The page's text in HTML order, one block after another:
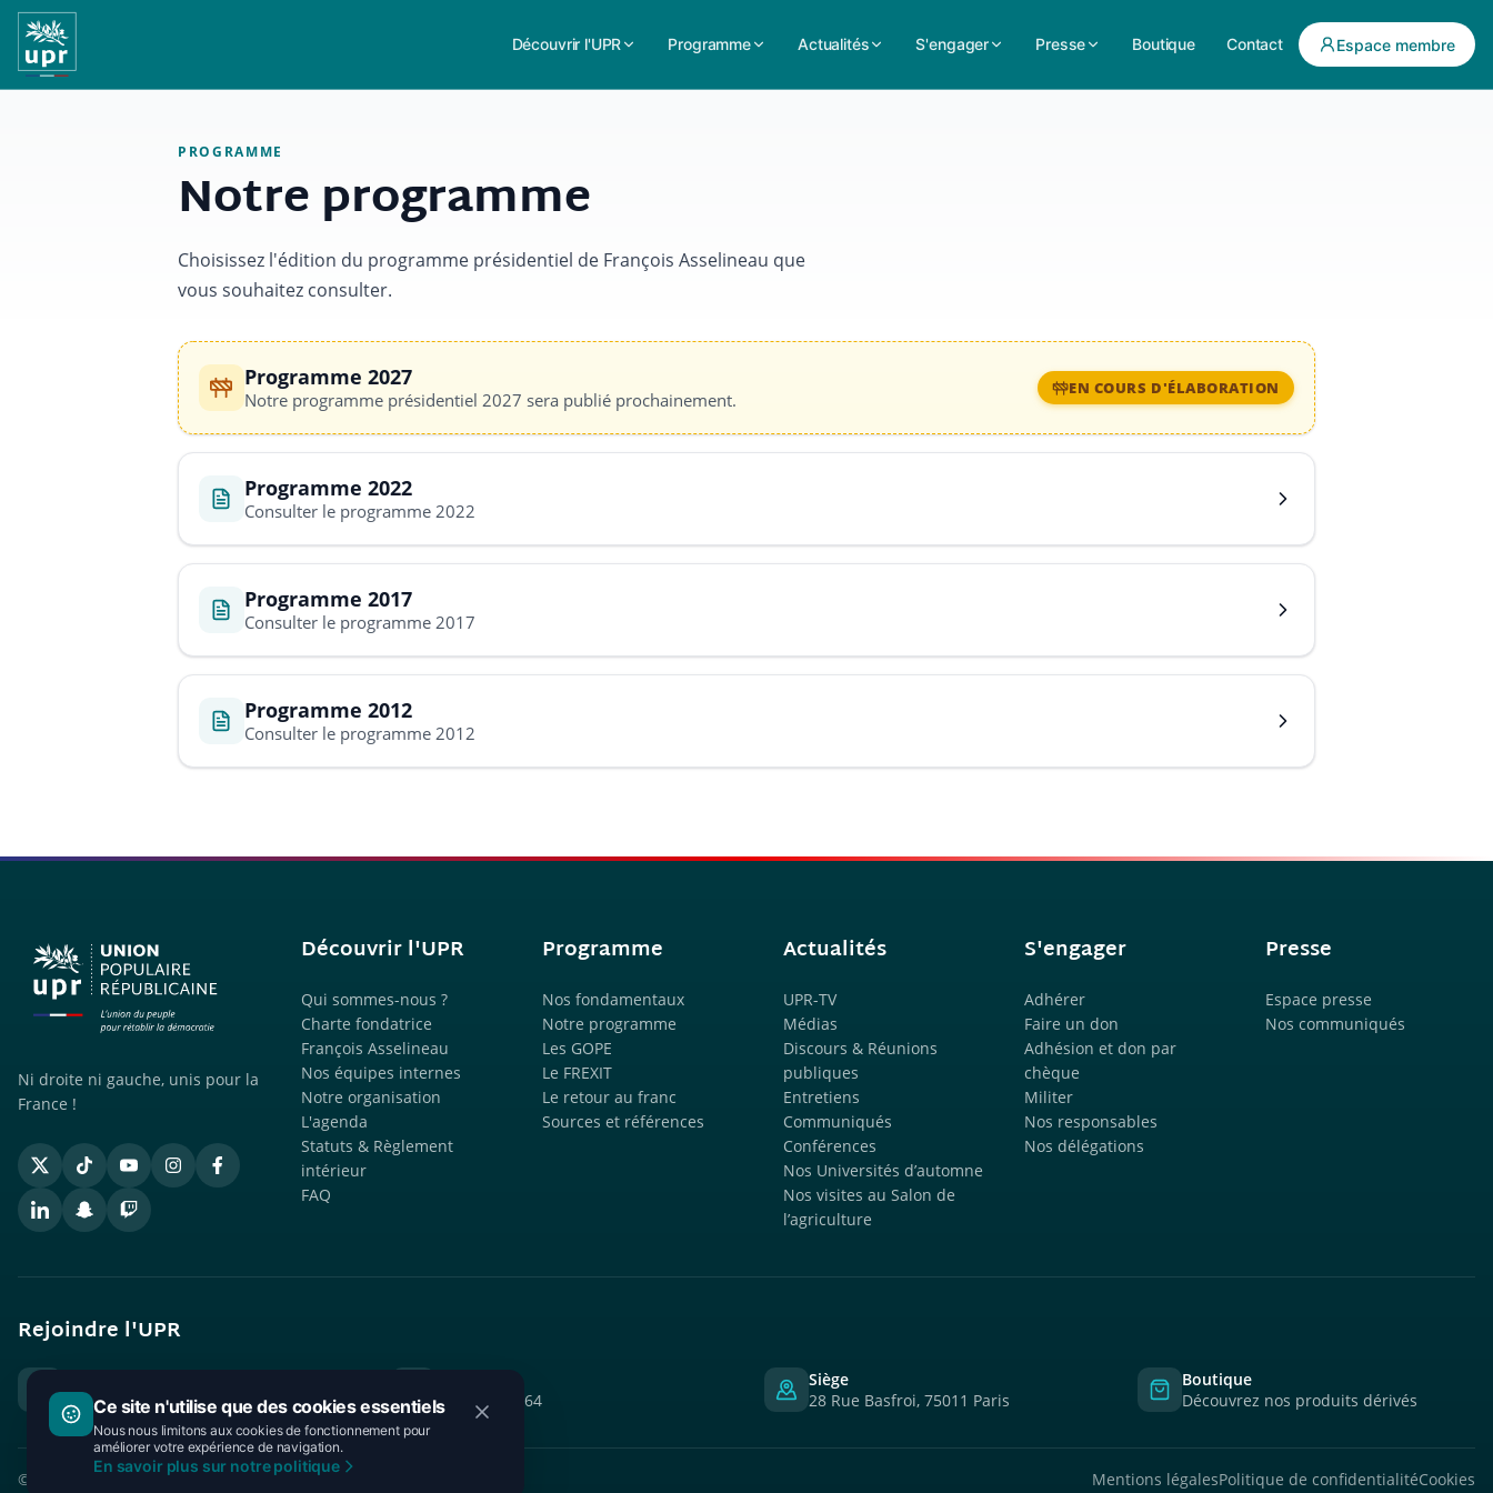
Découvrir l'UPR Programme Actualités S'engager Presse Boutique Contact Espace membre
PROGRAMME
Notre programme
Choisissez l'édition du programme présidentiel de François Asselineau que
vous souhaitez consulter.
Programme 2027
Notre programme présidentiel 2027 sera publié prochainement.
EN COURS D'ÉLABORATION
Programme 2022
Consulter le programme 2022
Programme 2017
Consulter le programme 2017
Programme 2012
Consulter le programme 2012
Ni droite ni gauche, unis pour la
France !
Découvrir l'UPR
Qui sommes-nous ?
Charte fondatrice
François Asselineau
Nos équipes internes
Notre organisation
L'agenda
Statuts & Règlement
intérieur
FAQ
Programme
Nos fondamentaux
Notre programme
Les GOPE
Le FREXIT
Le retour au franc
Sources et références
Actualités
UPR-TV
Médias
Discours & Réunions
publiques
Entretiens
Communiqués
Conférences
Nos Universités d’automne
Nos visites au Salon de
l’agriculture
S'engager
Adhérer
Faire un don
Adhésion et don par
chèque
Militer
Nos responsables
Nos délégations
Presse
Espace presse
Nos communiqués
Rejoindre l'UPR
contact@upr.fr
01 43 14 04 64
Siège
28 Rue Basfroi, 75011 Paris
Boutique
Découvrez nos produits dérivés
© 2026 UPR - Union Populaire Républicaine. Tous droits réservés. Mentions légalesPolitique de confidentialitéCookies
Ce site n'utilise que des cookies essentiels
Nous nous limitons aux cookies de fonctionnement pour
améliorer votre expérience de navigation.
En savoir plus sur notre politique